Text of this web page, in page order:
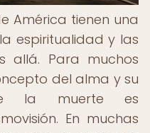
América tienen una
espiritualidad y las
allá. Para muchos
del alma y su
la muerte es
En muchas